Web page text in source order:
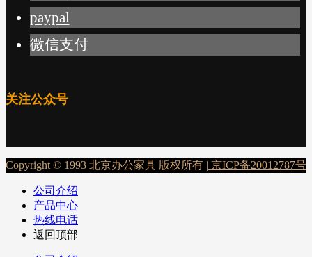
paypal
微信支付
关注公众号
Copyright © 1993 北京办公家具 版权所有 | 京ICP备20012787号
公司介绍
产品中心
热线电话
返回顶部